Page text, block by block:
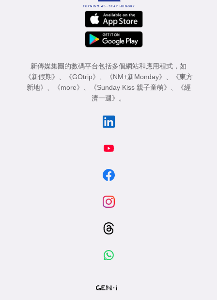
新傳媒集團的數碼平台包括多個網站和應用程式，如
《新假期》
《GOtrip》 《NM+新Monday》
《東方
新地》
《more》 《Sunday Kiss 親子童萌》
《經
濟一週》
。